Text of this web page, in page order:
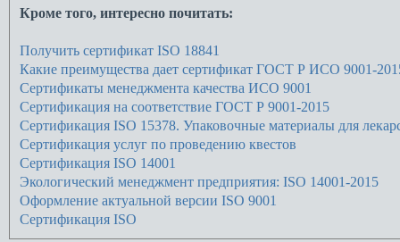
Кроме того, интересно почитать:
Получить сертификат ISO 18841
Какие преимущества дает сертификат ГОСТ Р ИСО 9001-
Сертификаты менеджмента качества ИСО 9001
Сертификация на соответствие ГОСТ Р 9001-2015
Сертификация ISO 15378. Упаковочные материалы для
Сертификация услуг по проведению квестов
Сертификация ISO 14001
Экологический менеджмент предприятия: ISO 14001-2015
Оформление актуальной версии ISO 9001
Сертификация ISO